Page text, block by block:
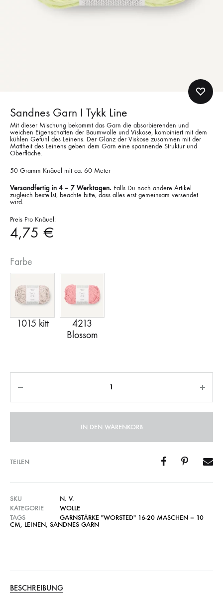
Sandnes Garn I Tykk Line
Mit dieser Mischung bekommt das Garn die absorbierenden und
weichen Eigenschaften der Baumwolle und Viskose, kombiniert mit dem
kühlen Gefühl des Leinens. Der Glanz der Viskose zusammen mit der
Mattheit des Leinens geben dem Garn eine spannende Struktur und
Oberfläche.
50 Gramm Knäuel mit ca. 60 Meter
Versandfertig in 4 – 7 Werktagen. Falls Du noch andere Artikel
zugleich bestellst, beachte bitte, dass alles erst gemeinsam versendet
wird.
Preis Pro Knäuel:
4,75 €
Farbe
Anzahl
IN DEN WARENKORB
TEILEN
SKU
N. V.
KATEGORIE
WOLLE
TAGS
GARNSTÄRKE "WORSTED" 16-20 MASCHEN = 10
CM, LEINEN, SANDNES GARN
BESCHREIBUNG